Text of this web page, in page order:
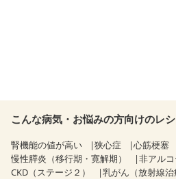
こんな病気・お悩みの方向けのレ
腎機能の値が高い 狭心症 心筋梗塞
慢性膵炎（移行期・寛解期）
非アル
CKD（ステージ２）
乳がん（放射線治